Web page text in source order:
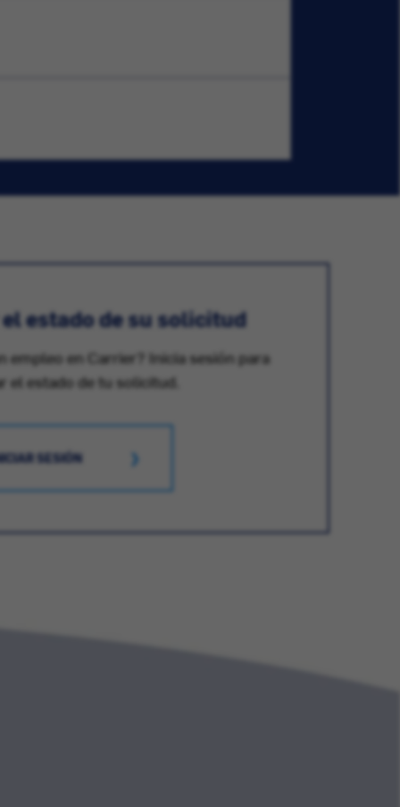
estado de su solicitud
empleo en Carrier? Inicia sesión para
el estado de tu solicitud.
SESIÓN